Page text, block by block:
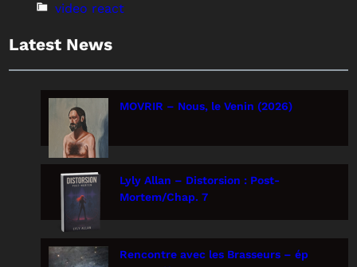
video react
Latest News
MOVRIR – Nous, le Venin (2026)
Lyly Allan – Distorsion : Post-
Mortem/Chap. 7
Rencontre avec les Brasseurs – ép